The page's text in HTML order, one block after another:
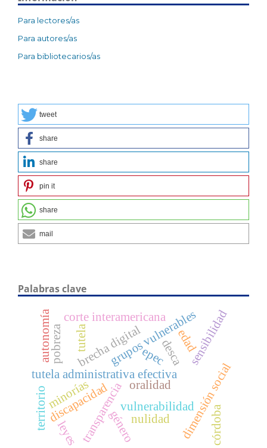
Para lectores/as
Para autores/as
Para bibliotecarios/as
tweet
share
share
pin it
share
mail
Palabras clave
brecha digital
tutela administrativa efectiva
grupos vulnerables
dimensión social
desca
oralidad
epec
transparenciavulnerabilidad
corte interamericana
tutela edad
discapacidad
género
pobreza
minorías
sensibilidad
córdoba
territorio nulidad
autonomía
leyes